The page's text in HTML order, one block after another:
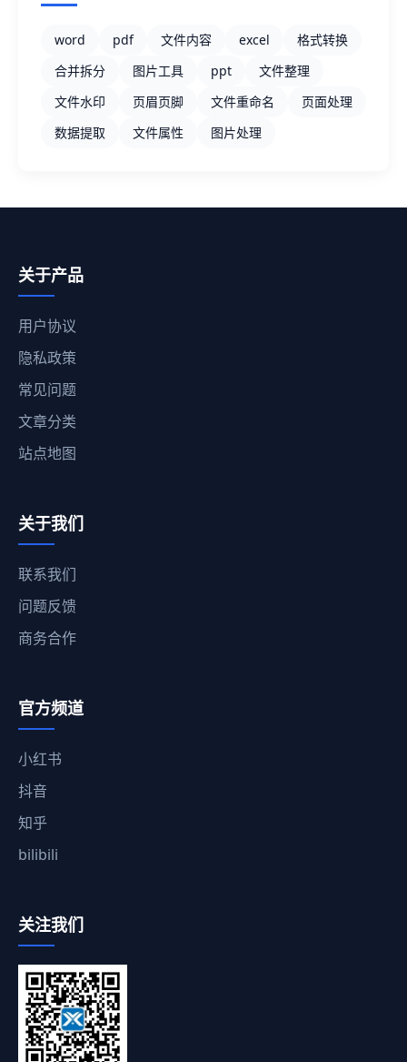
word pdf 文件内容 excel
格式转换
合并拆分
图片工具 ppt
文件整理
文件水印
页眉页脚 文件重命名
页面处理
数据提取
文件属性 图片处理
关于产品
用户协议
隐私政策
常见问题
文章分类
站点地图
关于我们
联系我们
问题反馈
商务合作
官方频道
小红书
抖音
知乎
bilibili
关注我们